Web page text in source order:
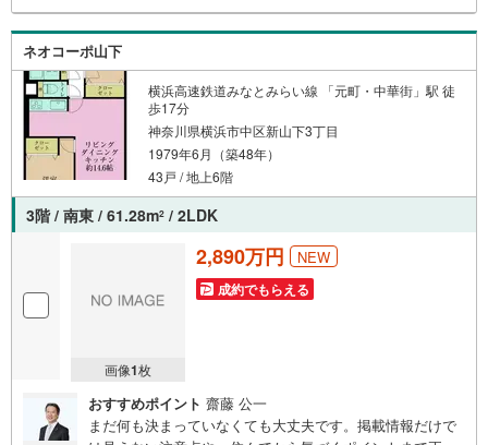
6年8月時点 のものであり、実際の適用金利は融資実行時の
ものとなります。金利情勢により表記の返済額と異なる場
合があります。ーーーーーーーーーーーーーーーーーーー
ーーーーーー
ネオコーポ山下
横浜高速鉄道みなとみらい線 「元町・中華街」駅 徒
歩17分
神奈川県横浜市中区新山下3丁目
1979年6月（築48年）
43戸 / 地上6階
3階 / 南東 / 61.28m2 / 2LDK
画像1枚
2,890万円 NEW
成約でもらえる
おすすめポイント 齋藤 公一
まだ何も決まっていなくても大丈夫です。掲載情報だけで